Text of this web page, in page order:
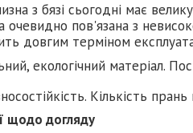
з бязі сьогодні має
очевидно пов'язана з
довгим терміном
екологічний матеріал.
Кількість
щодо догляду